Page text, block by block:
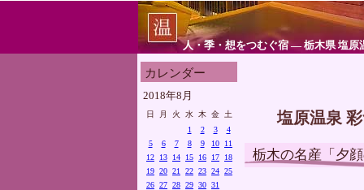
人・季・想をつむぐ宿 ― 栃木県 塩原
カレンダー
2018年8月
日 月 火 水 木 金
土
1
2 3
4
5
6 7 8 9 10
11
12
13 14 15 16 17
18
19 20 21 22 23 24 25
26 27 28 29 30 31
塩原温泉
栃木の名産「夕